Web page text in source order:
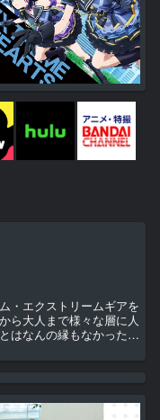
・エクストリームギアを
ら大人まで様々な層に人
はなんの縁もなかった高
出会っていく物語」